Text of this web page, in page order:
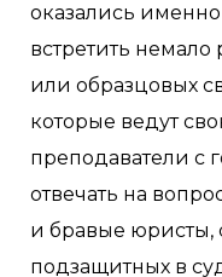
оказались
встретить
или образцовых
которые ведут
преподаватели с
отвечать на
и бравые юристы,
подзащитных в